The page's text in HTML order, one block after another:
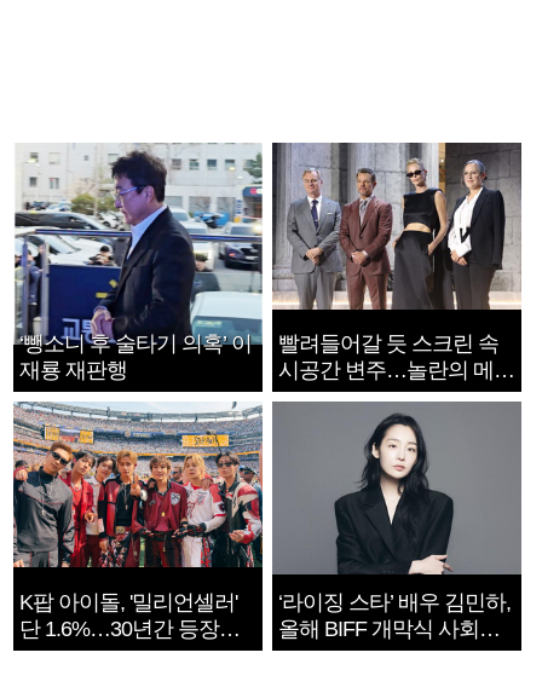
‘뺑소니 후 술타기 의혹’ 이
재룡 재판행
빨려들어갈 듯 스크린 속
시공간 변주…놀란의 메시
지는 ‘전쟁 속죄’
K팝 아이돌, '밀리언셀러'
단 1.6%…30년간 등장
1182개팀 전수조사
‘라이징 스타’ 배우 김민하,
올해 BIFF 개막식 사회자
확정